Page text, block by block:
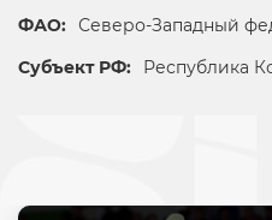
ФАО: Северо-Западный
Субъект РФ:
Республика